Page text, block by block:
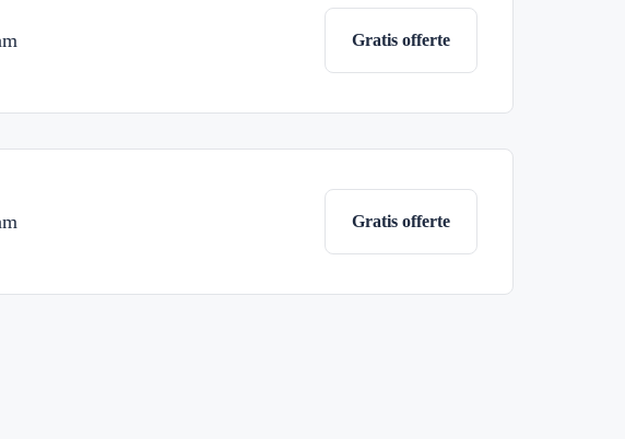
Gratis offerte
Gratis offerte